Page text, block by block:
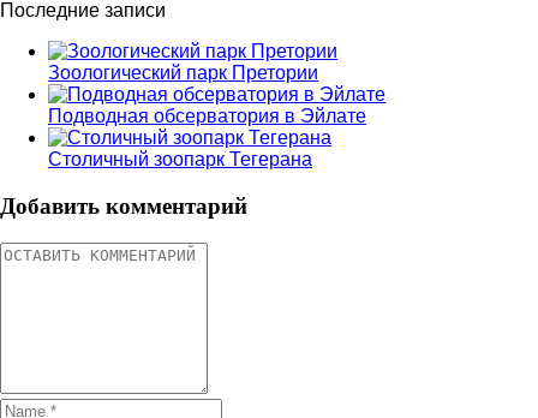
Последние записи
Зоологический парк Претории
Подводная обсерватория в Эйлате
Столичный зоопарк Тегерана
Добавить комментарий